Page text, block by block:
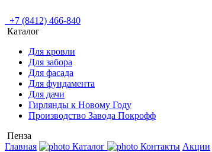
+7 (8412) 466-840
Каталог
Для кровли
Для забора
Для фасада
Для фундамента
Для дачи
Гирлянды к Новому Году
Производство Завода Покрофф
Пенза
Главная
Каталог Контакты Акции